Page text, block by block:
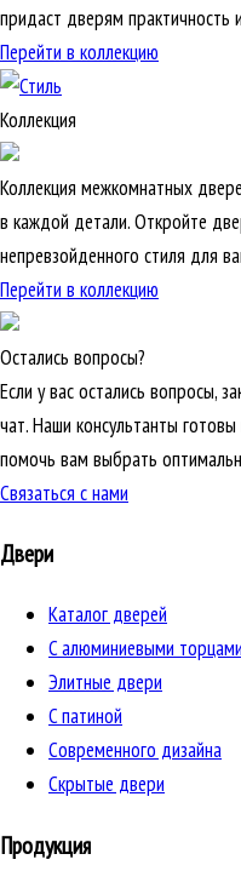
придаст дверям практичность
Перейти в коллекцию
Коллекция
Коллекция межкомнатных
в каждой детали. Откройте
непревзойденного стиля для
Перейти в коллекцию
Остались вопросы?
Если у вас остались вопросы,
чат. Наши консультанты
помочь вам выбрать
Связаться с нами
Двери
Каталог дверей
C алюминиевыми торцами
Элитные двери
C патиной
Cовременного дизайна
Скрытые двери
Продукция